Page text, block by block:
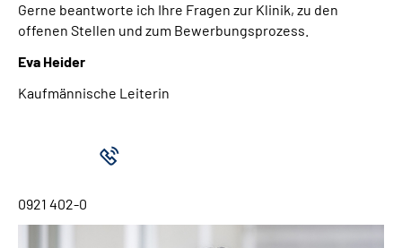
Gerne beantworte ich Ihre Fragen zur Klinik, zu den
offenen Stellen und zum Bewerbungsprozess.
Eva Heider
Kaufmännische Leiterin
0921 402-0